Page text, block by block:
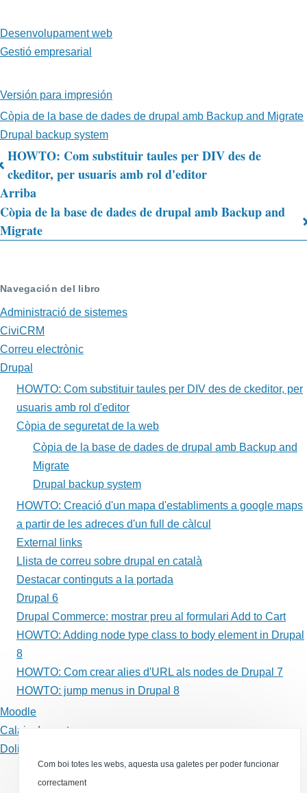
Desenvolupament web
Gestió empresarial
Versión para impresión
Còpia de la base de dades de drupal amb Backup and Migrate
Drupal backup system
Enlaces
transversales
de
Book
Còpia
de
seguretat
de
web
HOWTO: Com substituir taules per DIV des de
ckeditor, per usuaris amb rol d'editor
Arriba
Còpia de la base de dades de drupal amb Backup and
Migrate
Navegación del libro
Administració de sistemes
CiviCRM
Correu electrònic
Drupal
HOWTO: Com substituir taules per DIV des de ckeditor, per
usuaris amb rol d'editor
Còpia de seguretat de la web
Còpia de la base de dades de drupal amb Backup and
Migrate
Drupal backup system
HOWTO: Creació d'un mapa d'establiments a google maps
a partir de les adreces d'un full de càlcul
External links
Llista de correu sobre drupal en català
Destacar continguts a la portada
Drupal 6
Drupal Commerce: mostrar preu al formulari Add to Cart
HOWTO: Adding node type class to body element in Drupal
8
HOWTO: Com crear alies d'URL als nodes de Drupal 7
HOWTO: jump menus in Drupal 8
Moodle
Calaix de sastre
Dolibarr
Canal RSS
Com boi totes les webs, aquesta usa galetes per poder funcionar
correctament